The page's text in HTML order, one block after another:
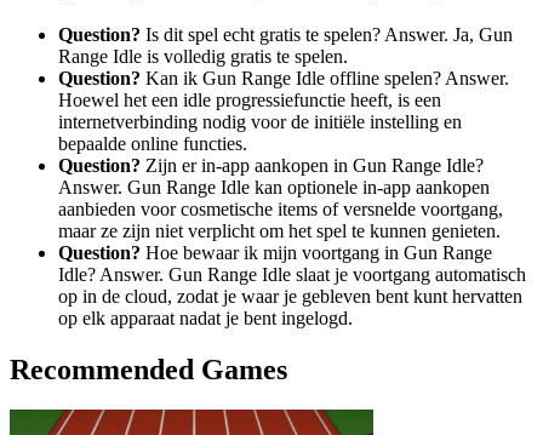
Question? Is dit spel echt gratis te spelen? Answer. Ja, Gun
Range Idle is volledig gratis te spelen.
Question? Kan ik Gun Range Idle offline spelen? Answer.
Hoewel het een idle progressiefunctie heeft, is een
internetverbinding nodig voor de initiële instelling en
bepaalde online functies.
Question? Zijn er in-app aankopen in Gun Range Idle?
Answer. Gun Range Idle kan optionele in-app aankopen
aanbieden voor cosmetische items of versnelde voortgang,
maar ze zijn niet verplicht om het spel te kunnen genieten.
Question? Hoe bewaar ik mijn voortgang in Gun Range
Idle? Answer. Gun Range Idle slaat je voortgang automatisch
op in de cloud, zodat je waar je gebleven bent kunt hervatten
op elk apparaat nadat je bent ingelogd.
Recommended Games